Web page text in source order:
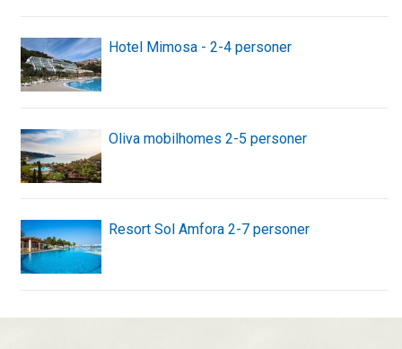
Hotel Mimosa - 2-4 personer
Oliva mobilhomes 2-5 personer
Resort Sol Amfora 2-7 personer